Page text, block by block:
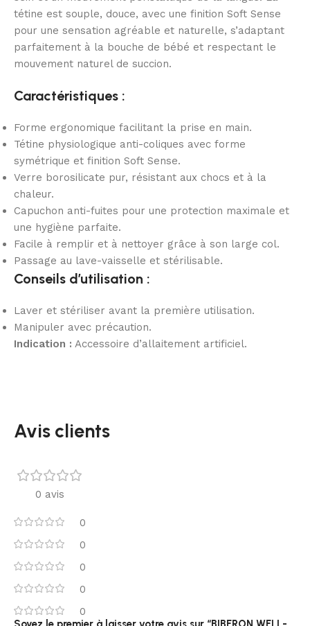
tétine est souple, douce, avec une finition Soft Sense
pour une sensation agréable et naturelle, s’adaptant
parfaitement à la bouche de bébé et respectant le
mouvement naturel de succion.
Caractéristiques :
Forme ergonomique facilitant la prise en main.
Tétine physiologique anti-coliques avec forme
symétrique et finition Soft Sense.
Verre borosilicate pur, résistant aux chocs et à la
chaleur.
Capuchon anti-fuites pour une protection maximale et
une hygiène parfaite.
Facile à remplir et à nettoyer grâce à son large col.
Passage au lave-vaisselle et stérilisable.
Conseils d’utilisation :
Laver et stériliser avant la première utilisation.
Manipuler avec précaution.
Indication : Accessoire d’allaitement artificiel.
Avis clients
0 avis
0
0
0
0
0